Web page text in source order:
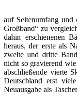
auf Seitenumfang
Großband“ zu
dahin erschienenen
heraus, der erste als
zweite und dritte
nicht so gravierend
abschließende vierte
Deutschland erst
Neuausgabe als